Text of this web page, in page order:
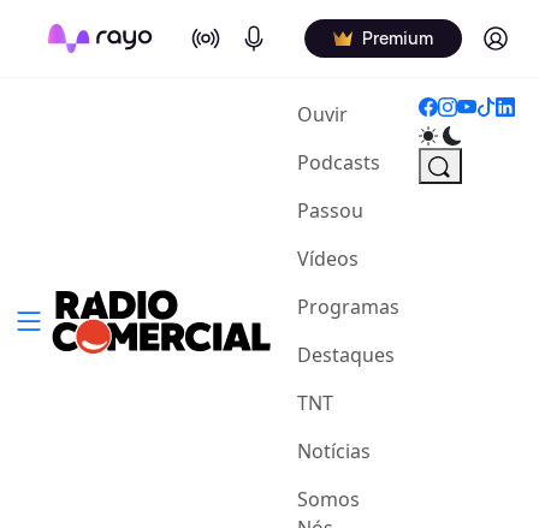
On Air Podcasts Premium Log in
Ouvir(current)
Podcasts
Passou
Vídeos
Programas
Destaques
TNT
Notícias
Somos